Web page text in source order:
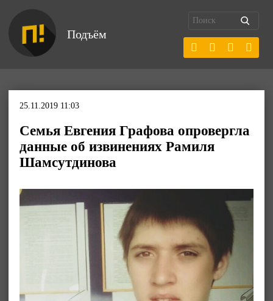
Подъём
25.11.2019 11:03
Семья Евгения Графова опровергла
данные об извинениях Рамиля
Шамсутдинова